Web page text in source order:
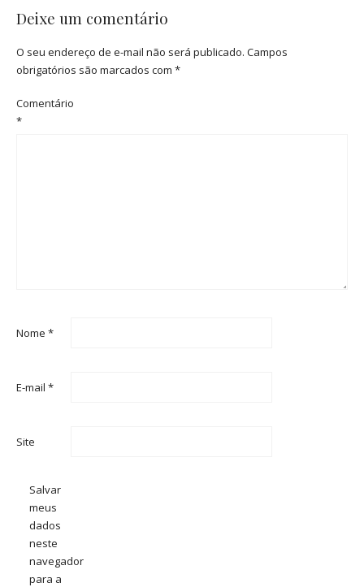
Deixe um comentário
O seu endereço de e-mail não será publicado. Campos
obrigatórios são marcados com *
Comentário
*
Nome *
E-mail *
Site
Salvar
meus
dados
neste
navegador
para a